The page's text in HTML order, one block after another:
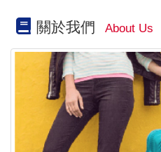
關於我們 About Us